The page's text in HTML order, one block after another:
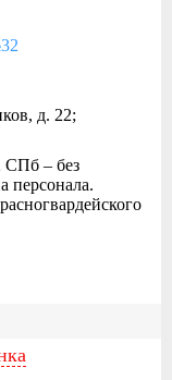
д. 22;
СПб – без
персонала.